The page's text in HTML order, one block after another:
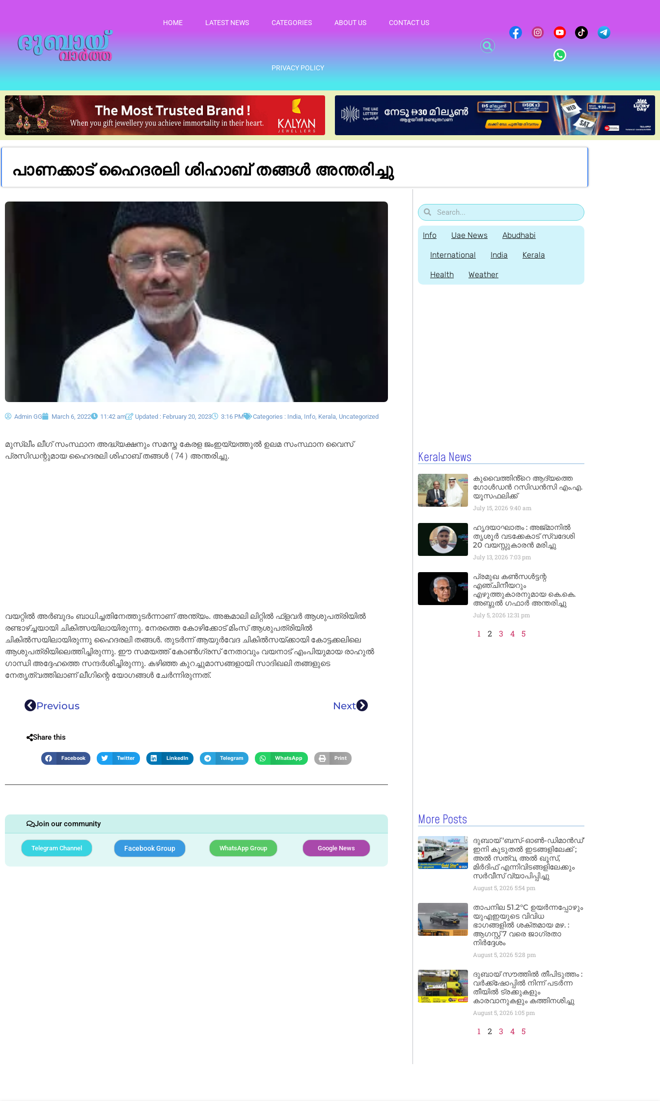
HOME LATEST NEWS CATEGORIES ABOUT US CONTACT US
PRIVACY POLICY
പാണക്കാട് ഹൈദരലി ശിഹാബ് തങ്ങൾ അന്തരിച്ചു
Admin GG March 6, 2022 11:42 am Updated : February 20, 2023 3:16 PM Categories : India Info Kerala Uncategorized
മുസ്ലീം ലീഗ് സംസ്ഥാന അദ്ധ്യക്ഷനും സമസ്ത കേരള ജംഇയ്യത്തുല്‍ ഉലമ സംസ്ഥാന വൈസ്
പ്രസിഡന്റുമായ ഹൈദരലി ശിഹാബ് തങ്ങള്‍ (74) അന്തരിച്ചു.
വയറ്റില്‍ അര്‍ബുദം ബാധിച്ചതിനേത്തുടര്‍ന്നാണ് അന്ത്യം. അങ്കമാലി ലിറ്റില്‍ ഫ്‌ളവർ ആശുപത്രിയില്‍
രണ്ടാഴ്ച്ചയായി ചികിത്സയിലായിരുന്നു. നേരത്തെ കോഴിക്കോട് മിംസ് ആശുപത്രിയില്‍
ചികില്‍സയിലായിരുന്നു ഹൈദരലി തങ്ങള്‍. തുടര്‍ന്ന് ആയുര്‍വേദ ചികില്‍സയ്ക്കായി കോട്ടക്കലിലെ
ആശുപത്രിയിലെത്തിച്ചിരുന്നു. ഈ സമയത്ത് കോണ്‍ഗ്രസ് നേതാവും വയനാട് എംപിയുമായ രാഹുല്‍
ഗാന്ധി അദ്ദേഹത്തെ സന്ദര്‍ശിച്ചിരുന്നു. കഴിഞ്ഞ കുറച്ചുമാസങ്ങളായി സാദിഖലി തങ്ങളുടെ
നേതൃത്വത്തിലാണ് ലീഗിന്റെ യോഗങ്ങള്‍ ചേര്‍ന്നിരുന്നത്.
Previous Next
Share this
Facebook Twitter LinkedIn Telegram WhatsApp Print
Join our community
Telegram Channel Facebook Group WhatsApp Group Google News
Info Uae News Abudhabi
International India Kerala
Health Weather
Kerala News
കുവൈത്തിൻ്റെ ആദ്യത്തെ
ഗോൾഡൻ റസിഡൻസി എം.എ.
യൂസഫലിക്ക്
July 15, 2026 9:40 am
ഹൃദയാഘാതം : അജ്​മാനിൽ
തൃശൂർ വടക്കേകാട് സ്വദേശി
20 വയസ്സുകാരൻ മരിച്ചു
July 13, 2026 7:03 pm
പ്രമുഖ കൺസൾട്ടന്റ
എഞ്ചിനീയറും
എഴുത്തുകാരനുമായ കെ.കെ.
അബ്ദുൽ ഗഫാർ അന്തരിച്ചു
July 5, 2026 12:31 pm
1 2 3 4 5
More Posts
ദുബായ് ‘ബസ്-ഓൺ-ഡിമാൻഡ്’
ഇനി കൂടുതൽ ഇടങ്ങളിലേക്ക് ;
അൽ സത്വ, അൽ ഖൂസ്,
മിർദിഫ് എന്നിവിടങ്ങളിലേക്കും
സർവീസ് വ്യാപിപ്പിച്ചു
August 5, 2026 5:54 pm
താപനില 51.2°C ഉയർന്നപ്പോഴും
യുഎഇയുടെ വിവിധ
ഭാഗങ്ങളിൽ ശക്തമായ മഴ. :
ആഗസ്റ്റ് 7 വരെ ജാഗ്രതാ
നിർദ്ദേശം
August 5, 2026 5:28 pm
ദുബായ് സൗത്തിൽ തീപിടുത്തം :
വർക്ക്‌ഷോപ്പിൽ നിന്ന് പടർന്ന
തീയിൽ ട്രക്കുകളും
കാരവാനുകളും കത്തിനശിച്ചു
August 5, 2026 1:05 pm
1 2 3 4 5